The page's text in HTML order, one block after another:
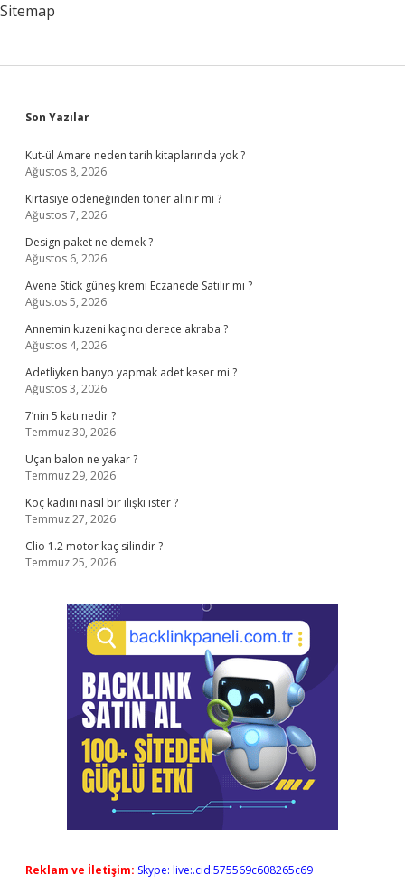
Sitemap
Sidebar
Son Yazılar
Kut-ül Amare neden tarih kitaplarında yok ?
Ağustos 8, 2026
Kırtasiye ödeneğinden toner alınır mı ?
Ağustos 7, 2026
Design paket ne demek ?
Ağustos 6, 2026
Avene Stick güneş kremi Eczanede Satılır mı ?
Ağustos 5, 2026
Annemin kuzeni kaçıncı derece akraba ?
Ağustos 4, 2026
Adetliyken banyo yapmak adet keser mi ?
Ağustos 3, 2026
7’nin 5 katı nedir ?
Temmuz 30, 2026
Uçan balon ne yakar ?
Temmuz 29, 2026
Koç kadını nasıl bir ilişki ister ?
Temmuz 27, 2026
Clio 1.2 motor kaç silindir ?
Temmuz 25, 2026
Reklam ve İletişim: Skype: live:.cid.575569c608265c69